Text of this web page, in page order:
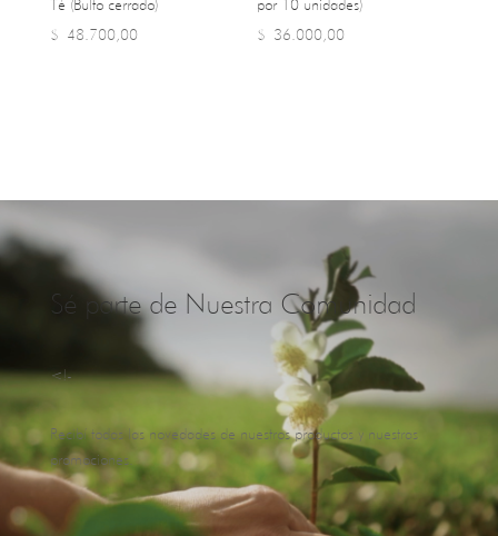
Té (Bulto cerrado)
$ 48.700,00
por 10 unidades)
$ 36.000,00
Sé parte de Nuestra Comunidad
<!-
Recibí todas las novedades de nuestros productos y nuestras
promociones.